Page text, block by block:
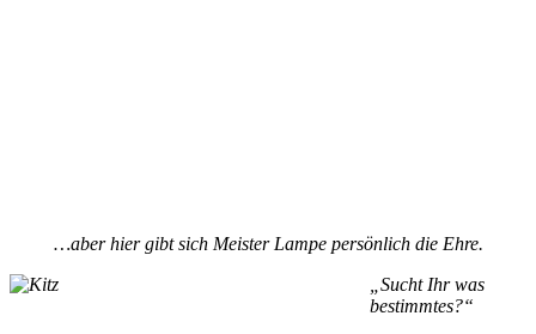
…aber hier gibt sich Meister Lampe persönlich die Ehre.
„Sucht Ihr was
bestimmtes?“